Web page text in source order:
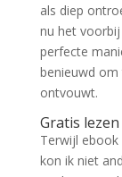
als diep
nu het
perfecte
benieuwd om
ontvouwt.
Gratis
Terwijl
kon ik niet